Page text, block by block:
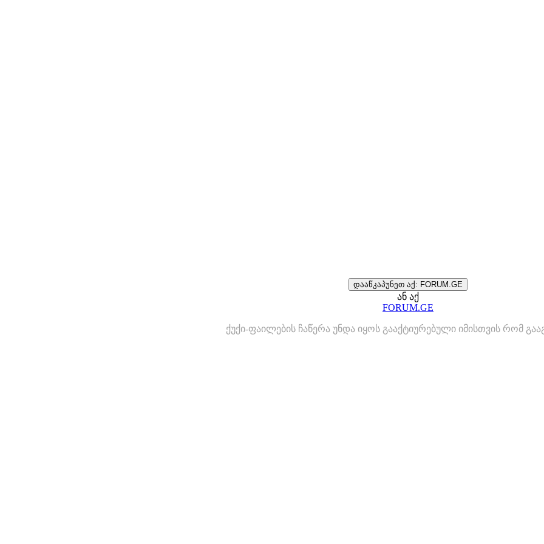
დააწკაპუნეთ აქ: FORUM.GE
ან აქ
FORUM.GE
ქუქი-ფაილების ჩაწერა უნდა იყოს გააქტიურებული იმისთვის რომ